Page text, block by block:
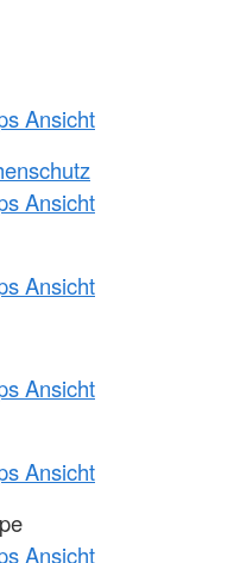
Ansicht
Ansicht
Ansicht
Ansicht
Ansicht
Ansicht